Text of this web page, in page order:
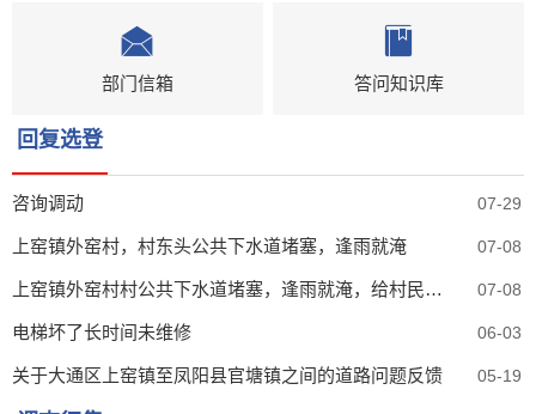
部门信箱 答问知识库
回复选登
咨询调动 07-29
上窑镇外窑村，村东头公共下水道堵塞，逢雨就淹 07-08
上窑镇外窑村村公共下水道堵塞，逢雨就淹，给村民造成出行不便及安全隐患 07-08
电梯坏了长时间未维修 06-03
关于大通区上窑镇至凤阳县官塘镇之间的道路问题反馈 05-19